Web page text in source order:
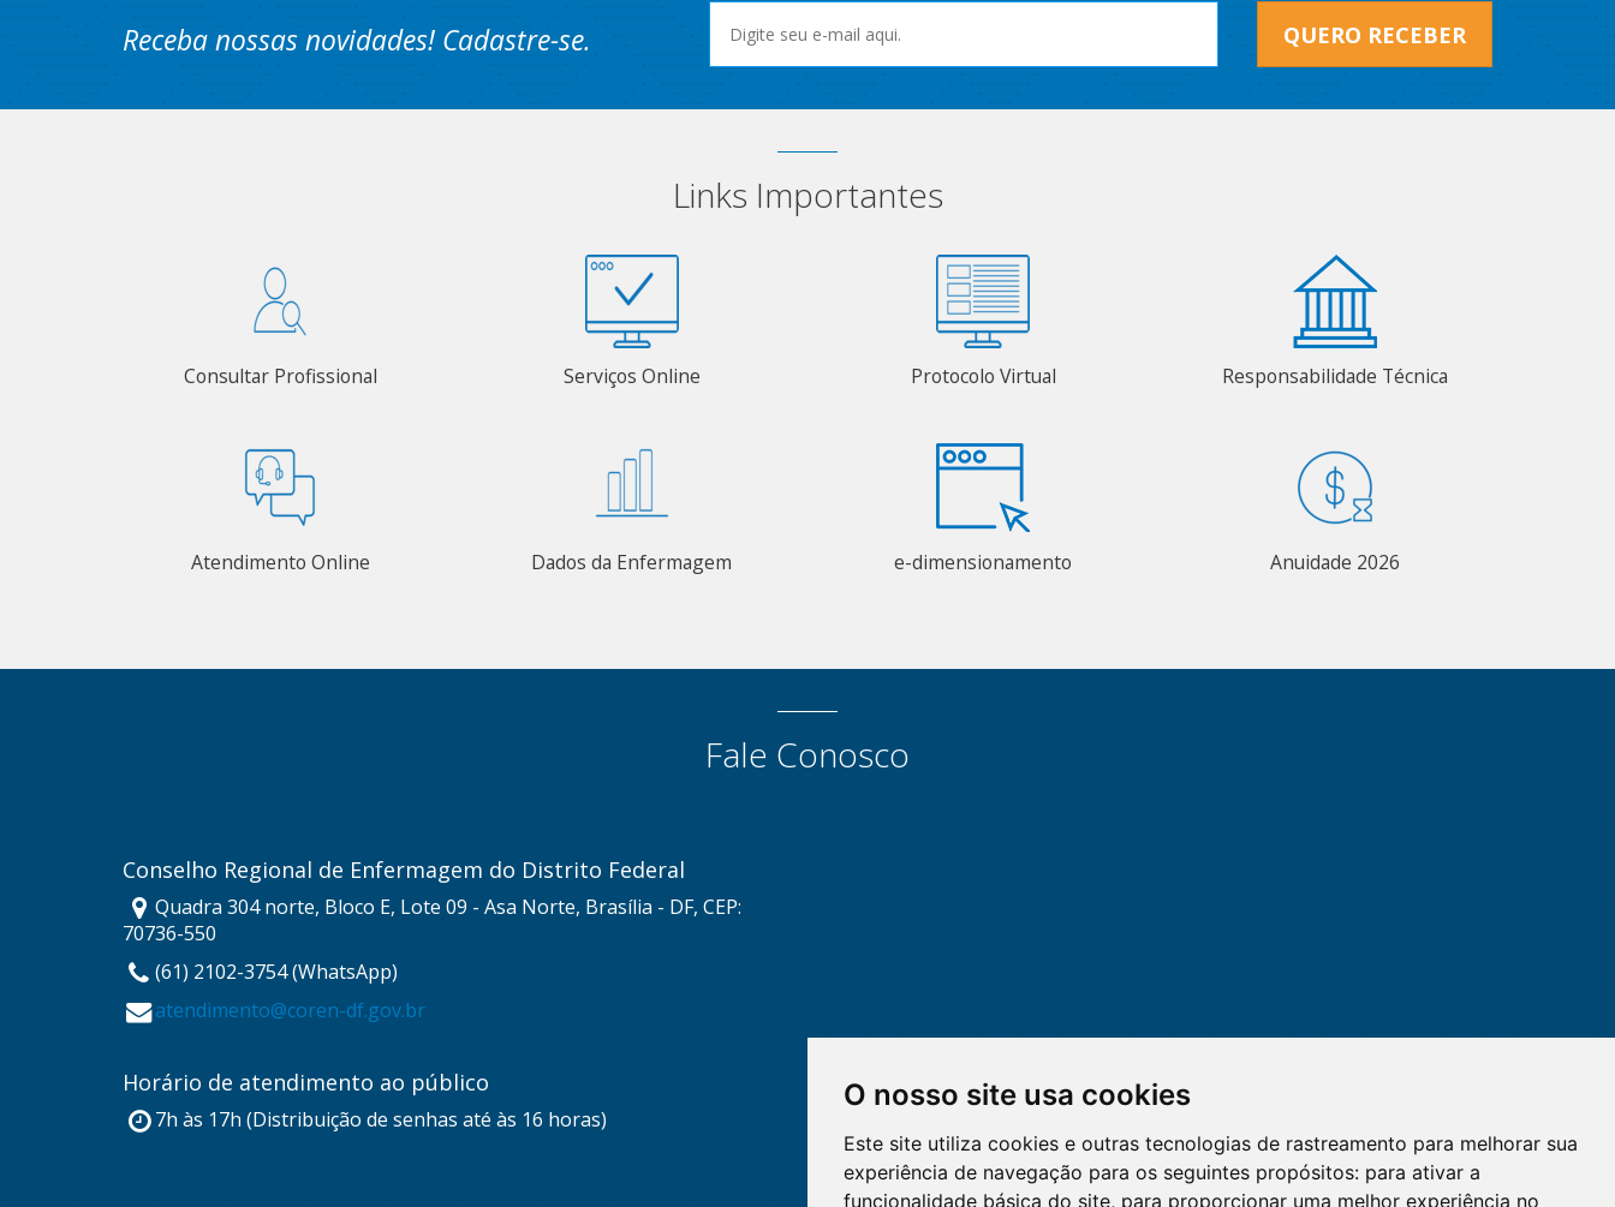
O nosso site usa cookies
Este site utiliza cookies e outras tecnologias de rastreamento para melhorar sua
experiência de navegação para os seguintes propósitos: para ativar a
funcionalidade básica do site, para proporcionar uma melhor experiência no
Receba nossas novidades! Cadastre-se. QUERO RECEBER
Links Importantes
Consultar Profissional Serviços Online Protocolo Virtual Responsabilidade Técnica
Atendimento Online Dados da Enfermagem e-dimensionamento Anuidade 2026
Fale Conosco
Conselho Regional de Enfermagem do Distrito Federal
Quadra 304 norte, Bloco E, Lote 09 - Asa Norte, Brasília - DF, CEP:
70736-550
(61) 2102-3754 (WhatsApp)
atendimento@coren-df.gov.br
Horário de atendimento ao público
7h às 17h (Distribuição de senhas até às 16 horas)